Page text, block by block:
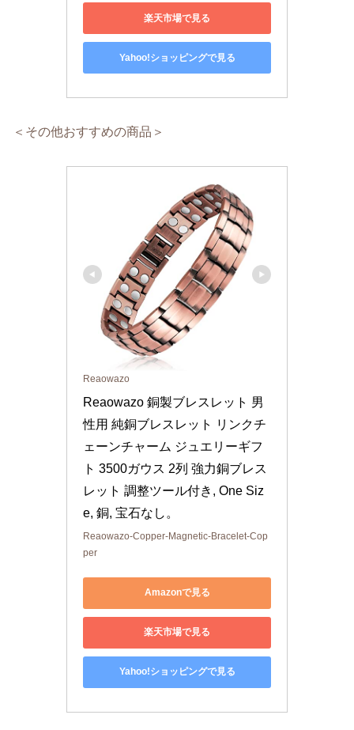
楽天市場で見る
Yahoo!ショッピングで見る
＜その他おすすめの商品＞
Reaowazo
Reaowazo 銅製ブレスレット 男
性用 純銅ブレスレット リンクチ
ェーンチャーム ジュエリーギフ
ト 3500ガウス 2列 強力銅ブレス
レット 調整ツール付き, One Siz
e, 銅, 宝石なし。
Reaowazo-Copper-Magnetic-Bracelet-Cop
per
Amazonで見る
楽天市場で見る
Yahoo!ショッピングで見る